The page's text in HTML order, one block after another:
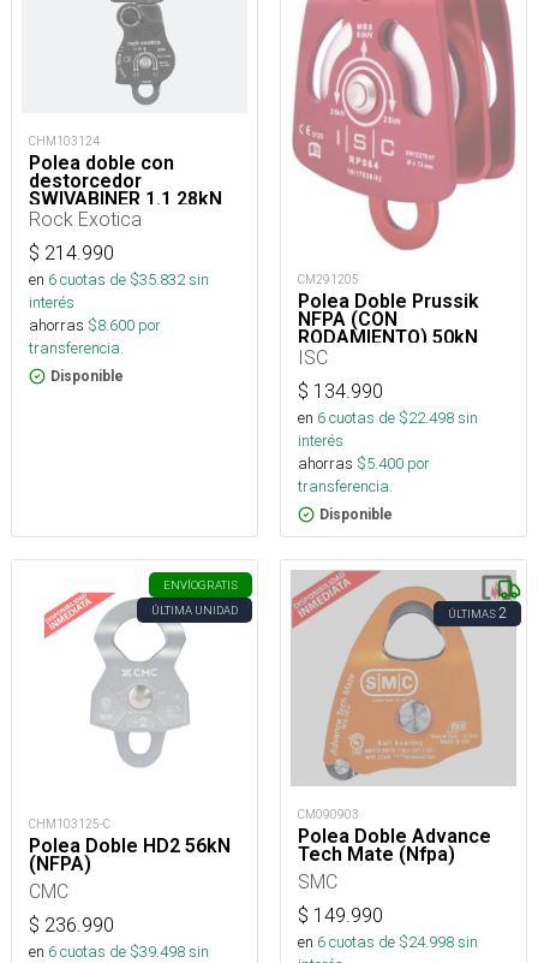
CHM103124
Polea doble con
destorcedor
SWIVABINER 1.1 28kN
Rock Exotica
$ 214.990
en 6cuotas de $35.832sin
interés
ahorras $8.600 por
transferencia.
Disponible
CM291205
Polea Doble Prussik
NFPA (CON
RODAMIENTO) 50kN
Medium
ISC
$ 134.990
en 6cuotas de $22.498sin
interés
ahorras $5.400 por
transferencia.
Disponible
ENVÍOGRATIS
ÚLTIMA UNIDAD
CHM103125-C
Polea Doble HD2 56kN
(NFPA)
CMC
$ 236.990
en 6cuotas de $39.498sin
ÚLTIMAS2
CM090903
Polea Doble Advance
Tech Mate (Nfpa)
SMC
$ 149.990
en 6cuotas de $24.998sin